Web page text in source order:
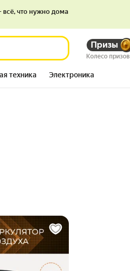
Призы
Колесо призов
техника Электроника
что нужно дома